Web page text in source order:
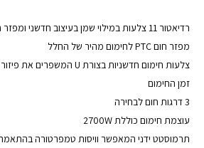
רדיאטור 11 צלעות במילוי שמן בעיצוב חדשני ומפזר חום
מפזר חום PTC לחימום מהיר של החלל
זמן החימום
3 דרגות חום לבחירה
עוצמת חימום כוללת 2700W
תרמוסטט ידני המאפשר וויסות טמפרטורה